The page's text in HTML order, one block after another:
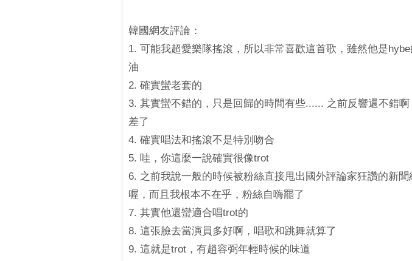
韓國網友評論：
1. 可能我超愛樂隊搖滾，所以非常喜歡這首歌，雖然他是
油
2. 確實蠻老套的
3. 其實蠻不錯的，只是回歸的時間有些...... 之前反響還不錯
差了
4. 確實唱法和搖滾不是特別吻合
5. 哇，你這麼一說確實很像trot
6. 之前我說一般的時候被粉絲直接甩出國外評論家狂讚的新
喔，而且我根本不在乎，粉絲自嗨罷了
7. 其實他還蠻適合唱trot的
8. 這張臉去當演員多好啊，唱歌和跳舞就算了
9. 這就是trot，有趙容弼年輕時候的味道